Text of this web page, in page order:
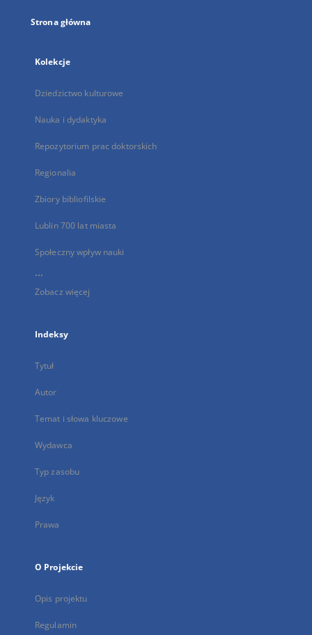
Strona główna
Kolekcje
Dziedzictwo kulturowe
Nauka i dydaktyka
Repozytorium prac doktorskich
Regionalia
Zbiory bibliofilskie
Lublin 700 lat miasta
Społeczny wpływ nauki
...
Zobacz więcej
Indeksy
Tytuł
Autor
Temat i słowa kluczowe
Wydawca
Typ zasobu
Język
Prawa
O Projekcie
Opis projektu
Regulamin